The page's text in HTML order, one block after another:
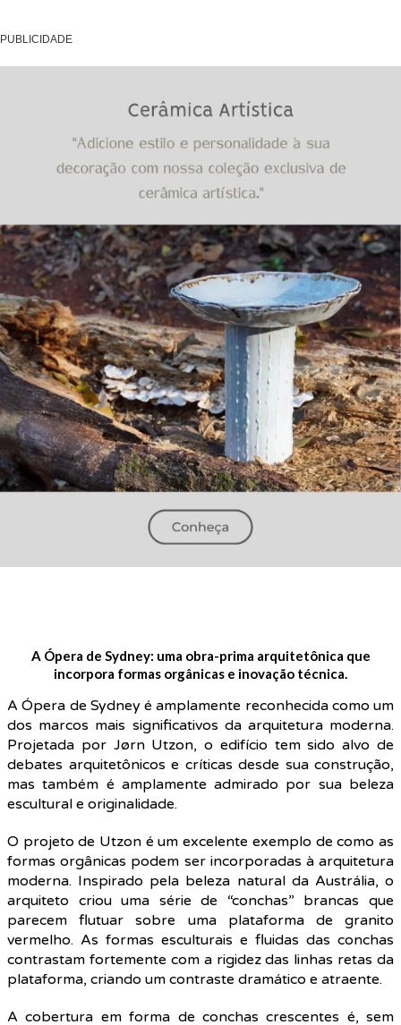
PUBLICIDADE
A Ópera de Sydney: uma obra-prima arquitetônica que
incorpora formas orgânicas e inovação técnica.
A Ópera de Sydney é amplamente reconhecida como um
dos marcos mais significativos da arquitetura moderna.
Projetada por Jørn Utzon, o edifício tem sido alvo de
debates arquitetônicos e críticas desde sua construção,
mas também é amplamente admirado por sua beleza
escultural e originalidade.
O projeto de Utzon é um excelente exemplo de como as
formas orgânicas podem ser incorporadas à arquitetura
moderna. Inspirado pela beleza natural da Austrália, o
arquiteto criou uma série de “conchas” brancas que
parecem flutuar sobre uma plataforma de granito
vermelho. As formas esculturais e fluidas das conchas
contrastam fortemente com a rigidez das linhas retas da
plataforma, criando um contraste dramático e atraente.
A cobertura em forma de conchas crescentes é, sem